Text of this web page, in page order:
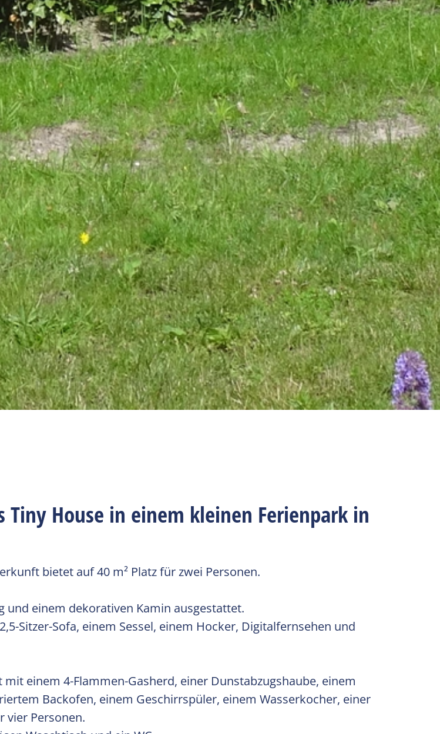
House in einem kleinen Ferienpark in
bietet auf 40 m² Platz für zwei Personen.
und einem dekorativen Kamin ausgestattet.
Sitzer-Sofa, einem Sessel, einem Hocker, Digitalfernsehen und
einem 4-Flammen-Gasherd, einer Dunstabzugshaube, einem
Backofen, einem Geschirrspüler, einem Wasserkocher, einer
vier Personen.